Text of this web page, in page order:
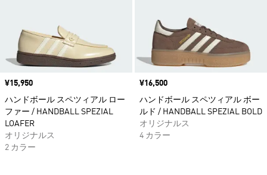
価格
¥15,950
ハンドボール スペツィアル ロー
ファー / HANDBALL SPEZIAL
LOAFER
オリジナルス
2 カラー
価格
¥16,500
ハンドボール スペツィアル ボー
ルド / HANDBALL SPEZIAL BOLD
オリジナルス
4 カラー